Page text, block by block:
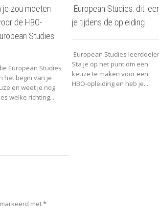
je zou moeten
de HBO-
Studies
European Studies
het begin van je
en weet je nog
welke richting...
European Studies: dit leer
je tijdens de opleiding
European Studies
Sta je op het punt om een
keuze te maken voor een
HBO-opleiding en heb je...
met*